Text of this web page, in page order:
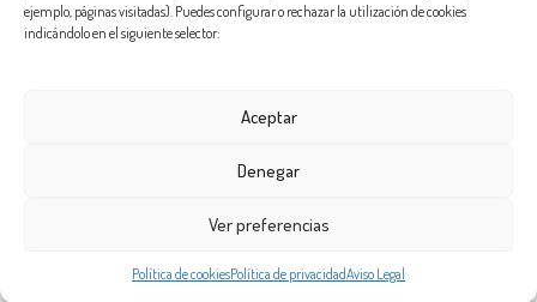
ejemplo, páginas visitadas). Puedes configurar o rechazar la utilización de cookies
indicándolo en el siguiente selector:
Aceptar
Denegar
Ver preferencias
Política de cookiesPolítica de privacidadAviso Legal
© Clínica Salud Estética – Dr. Antonio García 2025 – Diseñado